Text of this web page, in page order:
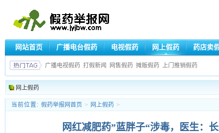
网站首页 广播电台假药 电视假药 网上假药 药店卖
广播电视假药 打假新闻 网售假药 摊贩假药 上门推销假药
网上假药
当前位置: 假药举报网首页 > 网上假药 >
网红减肥药”蓝胖子“涉毒，医生：